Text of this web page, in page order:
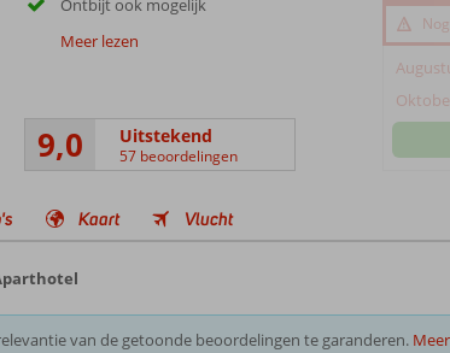
Ontbijt ook mogelijk
Meer lezen
9,0 Uitstekend
57 beoordelingen
Kaart Vlucht
van de getoonde beoordelingen te garanderen.